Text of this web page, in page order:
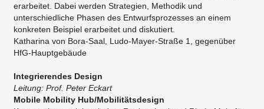
erarbeitet. Dabei werden Strategien, Methodik und
unterschiedliche Phasen des Entwurfsprozesses an einem
konkreten Beispiel erarbeitet und diskutiert.
Katharina von Bora-Saal, Ludo-Mayer-Straße 1, gegenüber
HfG-Hauptgebäude
Integrierendes Design
Leitung: Prof. Peter Eckart
Mobile Mobility Hub/Mobilitätsdesign